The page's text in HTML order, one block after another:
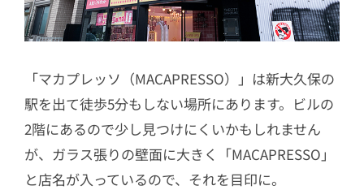
「マカプレッソ（MACAPRESSO）」は新大久保の
駅を出て徒歩5分もしない場所にあります。ビルの
2階にあるので少し見つけにくいかもしれません
が、ガラス張りの壁面に大きく「MACAPRESSO」
と店名が入っているので、それを目印に。